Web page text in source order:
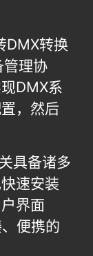
DMX转换
理协
DMX系
，然后
具备诸多
速安装
界面
便携的